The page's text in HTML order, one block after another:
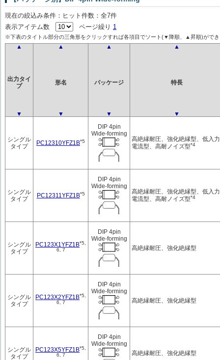
現在の絞込み条件：ヒット件数：全7件
表示アイテム数
ページ繰り 1
※下表のタイトル部分の三角形をクリックすれば各項目でソート(▼降順、▲昇順)がで
▲ ▲ ▲ ▲
出力タイ
プ
形名 パッケージ 特長
▼ ▼ ▼ ▼
シングル
タイプ
PC12310YFZ1B*5
DIP 4pin
Wide-forming
高絶縁耐圧、強化絶縁型、低入力
電流型、高耐ノイズ型*4
シングル
タイプ
PC12311YFZ1B*5
DIP 4pin
Wide-forming
高絶縁耐圧、強化絶縁型、低入力
電流型、高耐ノイズ型*4
シングル
タイプ
PC123X1YFZ1B*5,
6, 7
DIP 4pin
Wide-forming
高絶縁耐圧、強化絶縁型
シングル
タイプ
PC123X2YFZ1B*5,
6, 7
DIP 4pin
Wide-forming
高絶縁耐圧、強化絶縁型
シングル
タイプ
PC123X5YFZ1B*5,
6, 7
DIP 4pin
Wide-forming
高絶縁耐圧、強化絶縁型